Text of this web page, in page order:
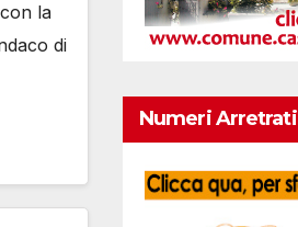
la
di
Numeri Arretrati